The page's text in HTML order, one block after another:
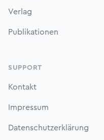
Verlag
Publikationen
SUPPORT
Kontakt
Impressum
Datenschutzerklärung